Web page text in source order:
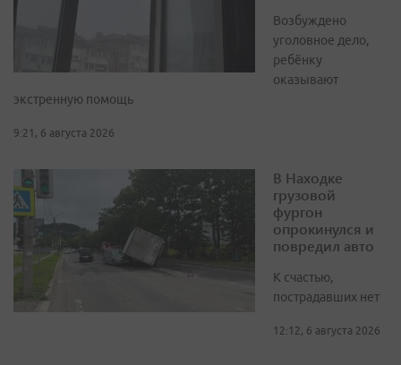
Возбуждено
уголовное дело,
ребёнку
оказывают
экстренную помощь
9:21, 6 августа 2026
В Находке
грузовой
фургон
опрокинулся и
повредил авто
К счастью,
пострадавших нет
12:12, 6 августа 2026